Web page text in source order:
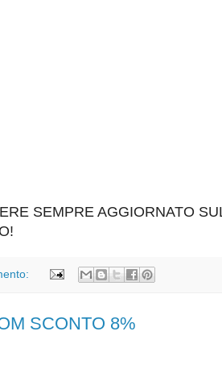
SEMPRE AGGIORNATO
SCONTO 8%